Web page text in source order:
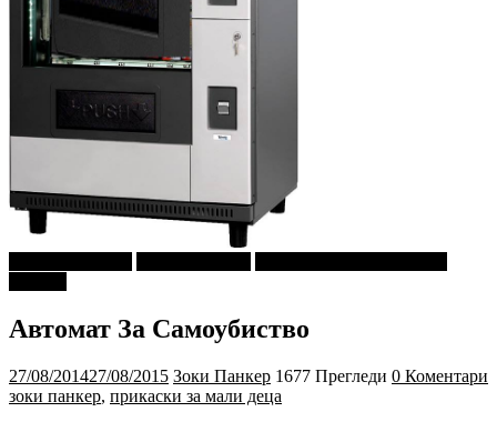
Автомат За Самоубиство
27/08/201427/08/2015 Зоки Панкер 1677 Прегледи 0 Коментари
зоки панкер, прикаски за мали деца